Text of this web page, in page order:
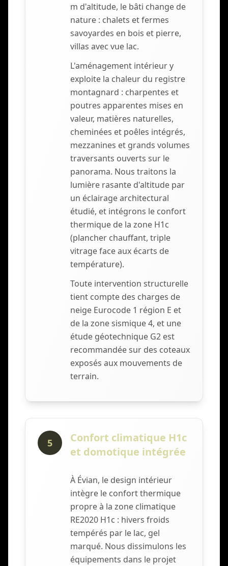
m d'altitude, le bâti change de
nature : chalets et fermes
savoyardes en bois et pierre,
villas avec vue lac.
L'aménagement intérieur y
exploite la chaleur du registre
montagnard : charpentes et
poutres apparentes mises en
valeur, matières naturelles,
cheminées et poêles intégrés,
mezzanines et grands volumes
traversants ouverts sur le
panorama. Nous traitons la
lumière rasante d'altitude par
un éclairage architectural
étudié, et intégrons le confort
thermique de la zone H1c
(plancher chauffant, triple
vitrage face aux écarts de
température).
Toute intervention structurelle
tient compte des charges de
neige Eurocode 1 région E et
de la zone sismique 4, et une
étude géotechnique G2 est
recommandée sur des coteaux
exposés aux mouvements de
terrain.
5
Confort climatique H1c
et domotique intégrée
À Évian, le design intérieur
intègre le confort thermique
propre à la zone climatique
RE2020 H1c : hivers froids
tempérés par le lac, gel
marqué. Nous dissimulons les
équipements dans le projet